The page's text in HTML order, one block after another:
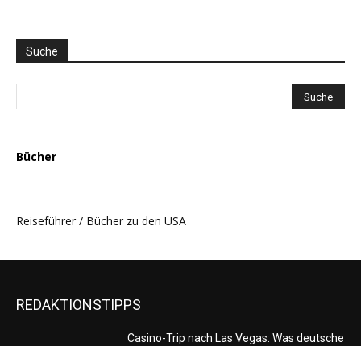
AUSWAHL
Suche
Bücher
Reiseführer / Bücher zu den USA
REDAKTIONSTIPPS
Casino-Trip nach Las Vegas: Was deutsche